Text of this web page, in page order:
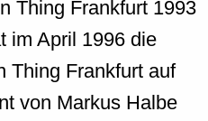
Thing Frankfurt 1993
im April 1996 die
Thing Frankfurt auf
von Markus Halbe